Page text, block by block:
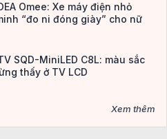
Omee: Xe máy điện nhỏ
“đo ni đóng giày” cho nữ
SQD-MiniLED C8L: màu sắc
thấy ở TV LCD
Xem thêm